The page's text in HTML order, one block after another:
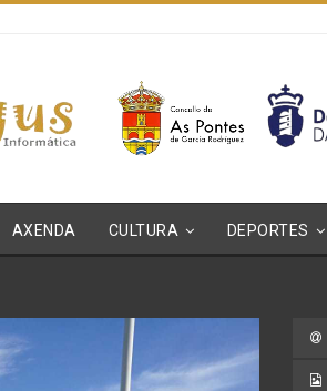
AXENDA CULTURA DEPORTES